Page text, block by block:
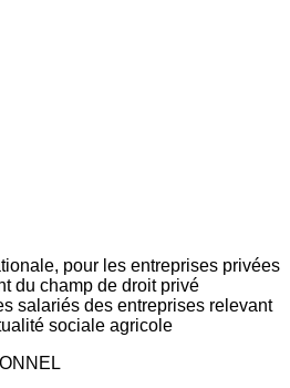
pour les entreprises privées
du champ de droit privé
salariés des entreprises relevant
sociale agricole